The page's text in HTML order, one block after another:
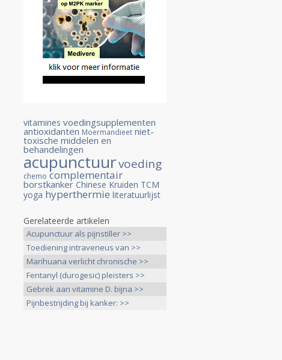
vitamines voedingsupplementen
antioxidanten Moermandieet niet-
toxische middelen en
behandelingen
acupunctuurvoeding
chemo complementair
borstkanker Chinese Kruiden TCM
yoga hyperthermie literatuurlijst
Gerelateerde artikelen
Acupunctuur als pijnstiller >>
Toediening intraveneus van >>
Marihuana verlicht chronische >>
Fentanyl (durogesic) pleisters >>
Gebrek aan vitamine D. bijna >>
Pijnbestrijding bij kanker: >>